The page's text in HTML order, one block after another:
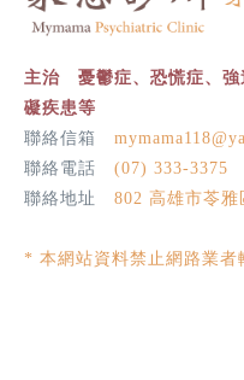
主治 憂鬱症、恐慌症、強
礙疾患等
聯絡信箱
聯絡電話 (07) 333-3375
聯絡地址 802 高雄市苓
* 本網站資料禁止網路業者